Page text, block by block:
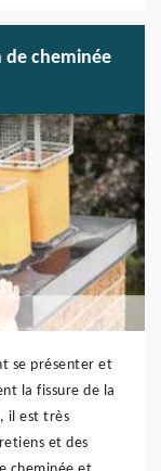
de cheminée
se présenter et
la fissure de la
il est très
et des